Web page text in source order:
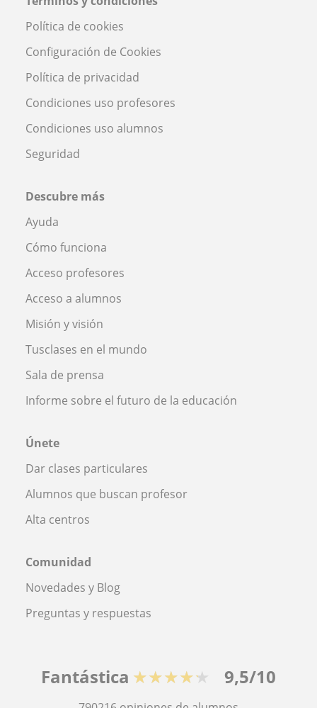
Política de cookies
Configuración de Cookies
Política de privacidad
Condiciones uso profesores
Condiciones uso alumnos
Seguridad
Descubre más
Ayuda
Cómo funciona
Acceso profesores
Acceso a alumnos
Misión y visión
Tusclases en el mundo
Sala de prensa
Informe sobre el futuro de la educación
Únete
Dar clases particulares
Alumnos que buscan profesor
Alta centros
Comunidad
Novedades y Blog
Preguntas y respuestas
Fantástica ★★★★★ 9,5/10